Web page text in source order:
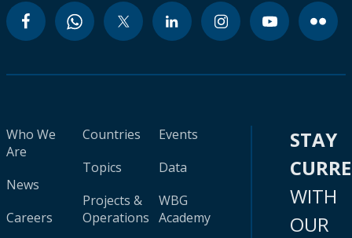
Who We
Are
News
Careers
Countries
Topics
Projects &
Operations
Events
Data
WBG
Academy
STAY
WITH
OUR